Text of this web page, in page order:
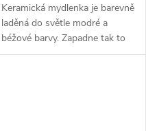
Keramická mydlenka je barevně
laděná do světle modré a
béžové barvy. Zapadne tak to
každého světlého interiéru.